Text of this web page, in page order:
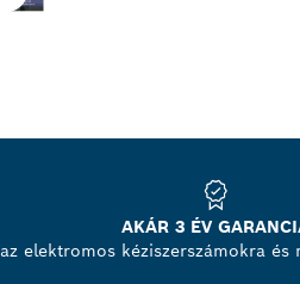
AKÁR 3 ÉV
az elektromos kéziszerszámokra és